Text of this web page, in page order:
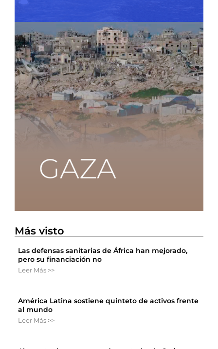
Más visto
Las defensas sanitarias de África han mejorado,
pero su financiación no
Leer Más >>
América Latina sostiene quinteto de activos frente
al mundo
Leer Más >>